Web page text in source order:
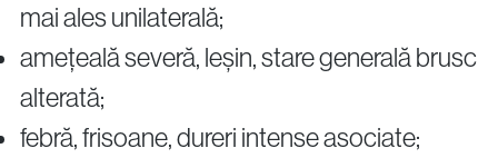
mai ales unilaterală;
amețeală severă, leșin, stare generală brusc
alterată;
febră, frisoane, dureri intense asociate;